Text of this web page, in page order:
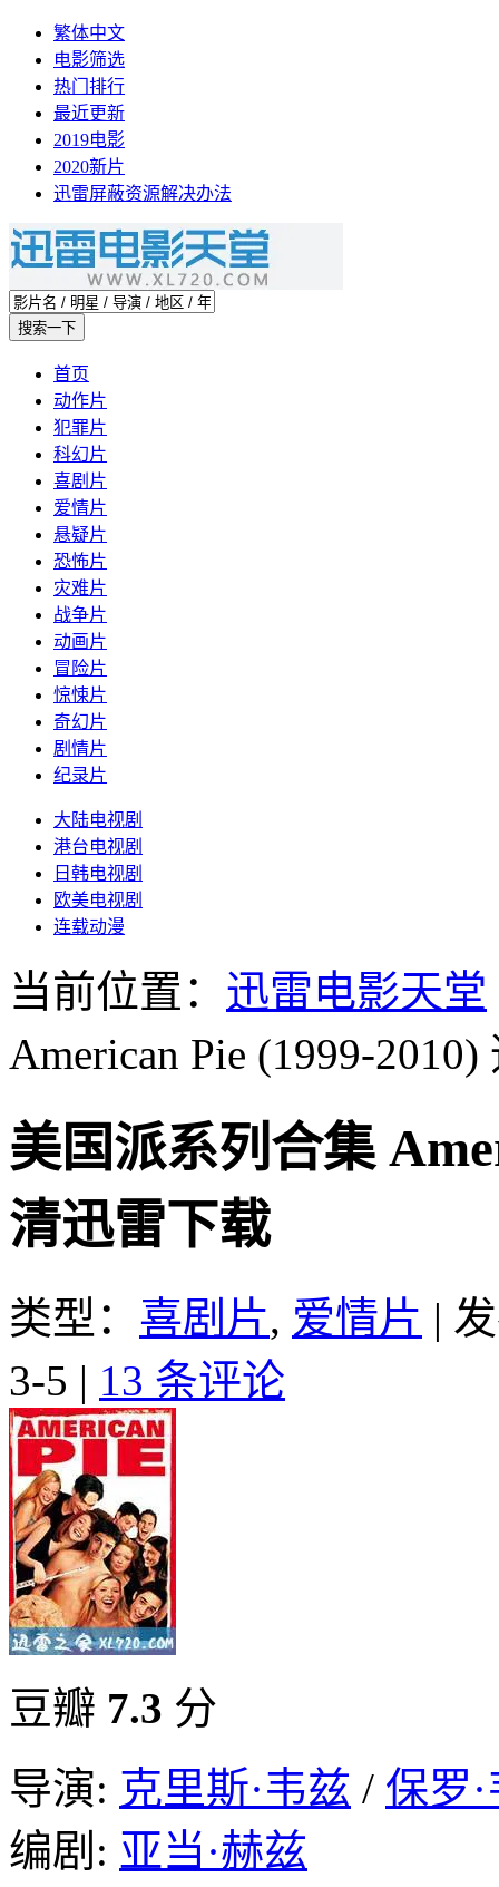
繁体中文
电影筛选
热门排行
最近更新
2019电影
2020新片
迅雷屏蔽资源解决办法
首页
动作片
犯罪片
科幻片
喜剧片
爱情片
悬疑片
恐怖片
灾难片
战争片
动画片
冒险片
惊悚片
奇幻片
剧情片
纪录片
大陆电视剧
港台电视剧
日韩电视剧
欧美电视剧
连载动漫
当前位置： 迅雷电影天堂
American Pie (1999-2010)
美国派系列合集
清迅雷下载
类型： 喜剧片, 爱情片 |
3-5 | 13 条评论
豆瓣 7.3 分
导演: 克里斯·韦兹 / 保罗
编剧: 亚当·赫兹